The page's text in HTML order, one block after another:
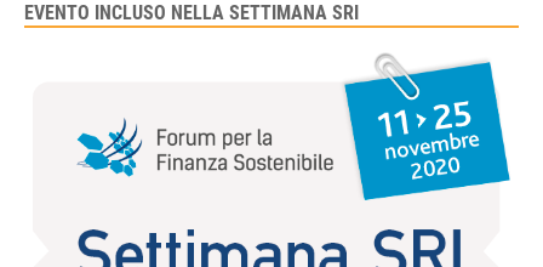
EVENTO INCLUSO NELLA SETTIMANA SRI